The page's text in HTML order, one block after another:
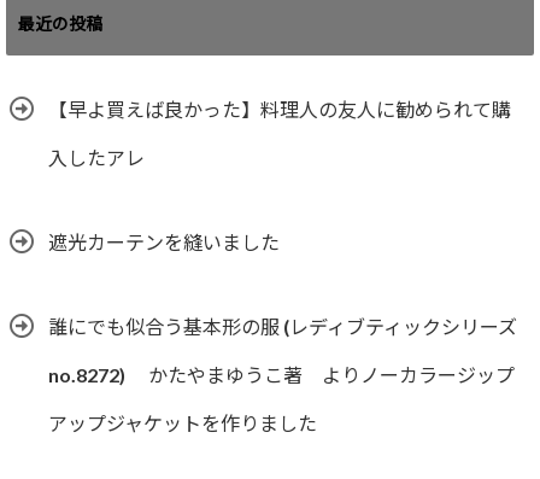
最近の投稿
【早よ買えば良かった】料理人の友人に勧められて購
入したアレ
遮光カーテンを縫いました
誰にでも似合う基本形の服 (レディブティックシリーズ
no.8272) かたやまゆうこ著 よりノーカラージップ
アップジャケットを作りました